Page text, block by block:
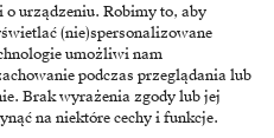
urządzeniu. Robimy to, aby
(nie)spersonalizowane
umożliwi nam
podczas przeglądania lub
Brak wyrażenia zgody lub jej
na niektóre cechy i funkcje.
your company data? Tips
have improved over the last